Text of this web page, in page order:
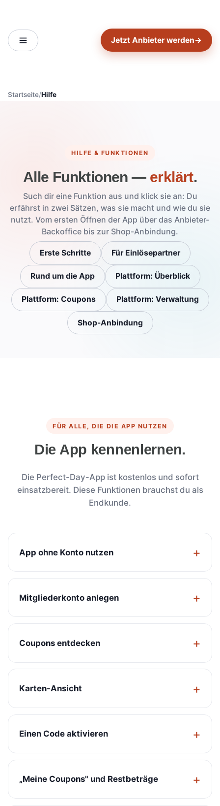
Jetzt Anbieter werden→
Startseite Hilfe
HILFE & FUNKTIONEN
Alle Funktionen — erklärt.
Such dir eine Funktion aus und klick sie an: Du
erfährst in zwei Sätzen, was sie macht und wie du sie
nutzt. Vom ersten Öffnen der App über das Anbieter-
Backoffice bis zur Shop-Anbindung.
Erste Schritte Für Einlösepartner
Rund um die App Plattform: Überblick
Plattform: Coupons Plattform: Verwaltung
Shop-Anbindung
FÜR ALLE, DIE DIE APP NUTZEN
Die App kennenlernen.
Die Perfect-Day-App ist kostenlos und sofort
einsatzbereit. Diese Funktionen brauchst du als
Endkunde.
App ohne Konto nutzen
Mitgliederkonto anlegen
Coupons entdecken
Karten-Ansicht
Einen Code aktivieren
„Meine Coupons" und Restbeträge